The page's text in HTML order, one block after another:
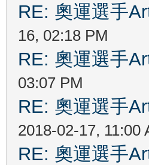
RE: 奧運選手
16, 02:18 PM
RE: 奧運選手
03:07 PM
RE: 奧運選手
2018-02-17, 11:00
RE: 奧運選手